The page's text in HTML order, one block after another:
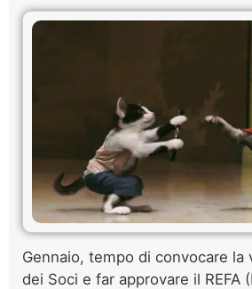
Gennaio, tempo di convocare la
dei Soci e far approvare il REFA